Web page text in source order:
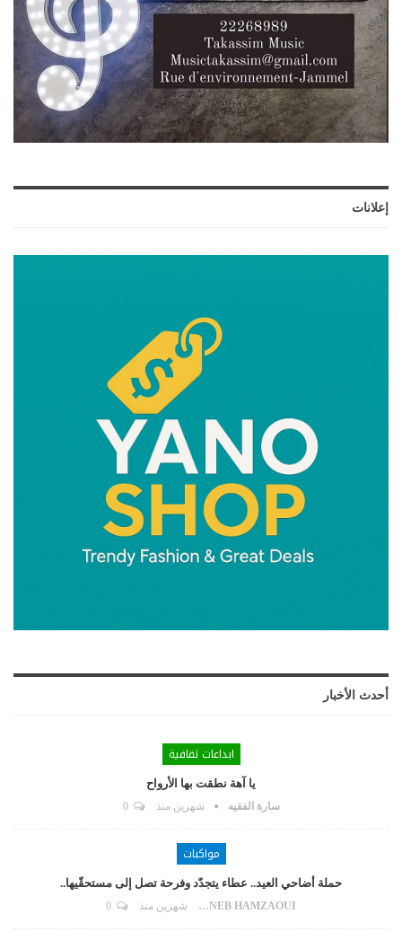
إعلانات
أحدث الأخبار
ابداعات ثقافية
يا آهة نطقت بها الأرواح
سارة الفقيه شهرين منذ 0
مواكبات
حملة أضاحي العيد.. عطاء يتجدّد وفرحة تصل إلى مستحقّيها..
ZAYNEB HAMZAOUI شهرين منذ